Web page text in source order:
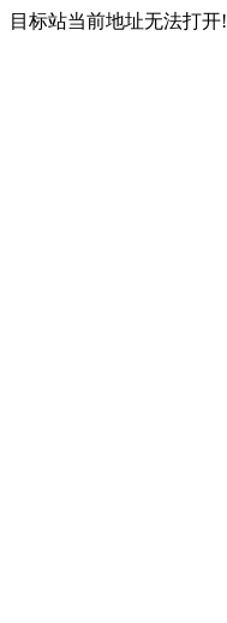
目标站当前地址无法打开!